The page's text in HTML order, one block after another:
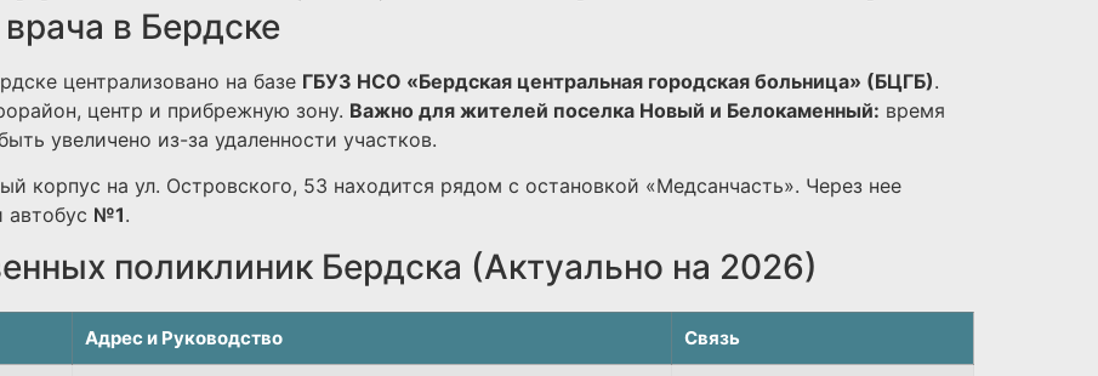
в Бердске
централизовано на базе ГБУЗ НСО «Бердская центральная городская больница» (БЦГБ).
центр и прибрежную зону. Важно для жителей поселка Новый и Белокаменный: время
увеличено из-за удаленности участков.
корпус на ул. Островского, 53 находится рядом с остановкой «Медсанчасть». Через нее
автобус №1.
поликлиник Бердска (Актуально на 2026)
Адрес и Руководство Связь